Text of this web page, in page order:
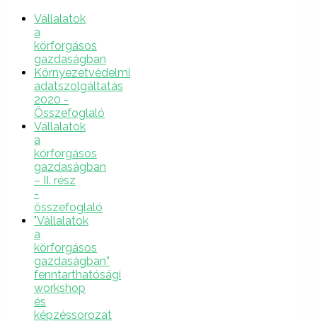
Vállalatok
a
körforgásos
gazdaságban
Környezetvédelmi
adatszolgáltatás
2020 -
Összefoglaló
Vállalatok
a
körforgásos
gazdaságban
– II. rész
-
összefoglaló
"Vállalatok
a
körforgásos
gazdaságban”
fenntarthatósági
workshop
és
képzéssorozat